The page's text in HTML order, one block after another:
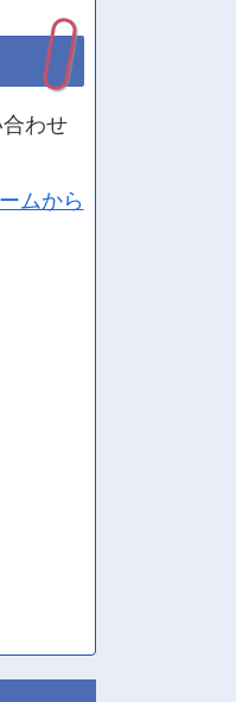
わせ
ムから